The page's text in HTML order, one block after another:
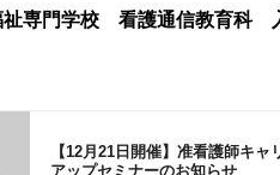
祉専門学校 看護通信教育科
【12月21日開催】准看護師キャ
アップセミナーのお知らせ